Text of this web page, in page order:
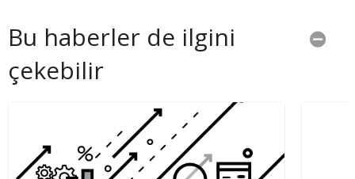
Bu haberler de ilgini
çekebilir